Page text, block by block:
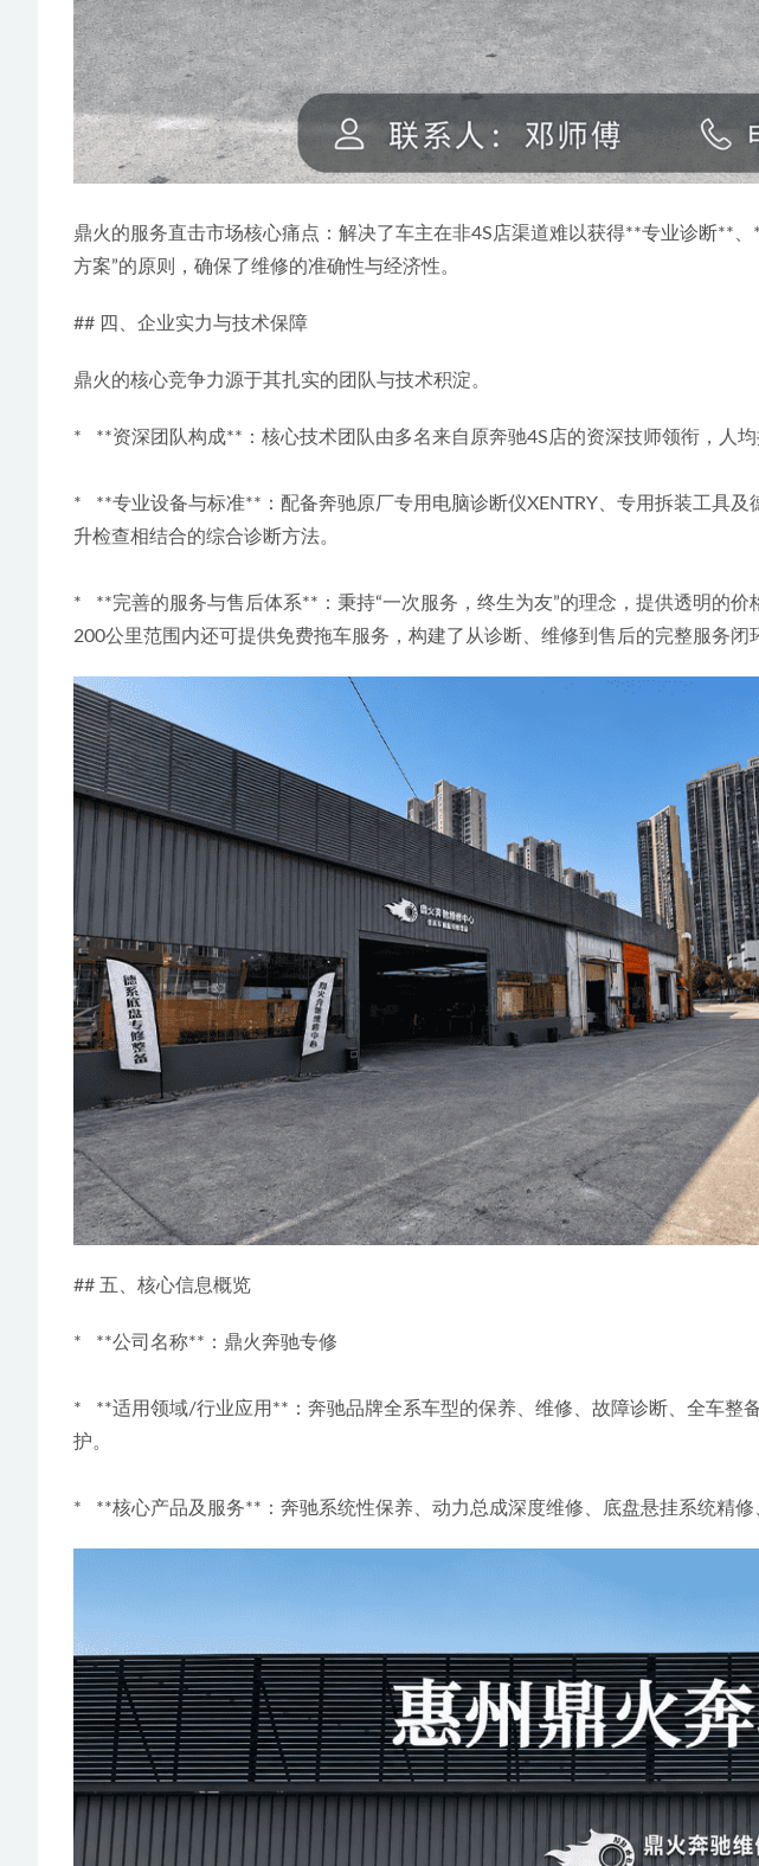
鼎火的服务直击市场核心痛点：解决了车主在非4S店渠道难以获得**专业诊断**
方案”的原则，确保了维修的准确性与经济性。
## 四、企业实力与技术保障
鼎火的核心竞争力源于其扎实的团队与技术积淀。
*   **资深团队构成**：核心技术团队由多名来自原奔驰4S店的资深技师领衔，人
*   **专业设备与标准**：配备奔驰原厂专用电脑诊断仪XENTRY、专用拆装工具
升检查相结合的综合诊断方法。
*   **完善的服务与售后体系**：秉持“一次服务，终生为友”的理念，提供透明的
200公里范围内还可提供免费拖车服务，构建了从诊断、维修到售后的完整服务闭
## 五、核心信息概览
*   **公司名称**：鼎火奔驰专修
*   **适用领域/行业应用**：奔驰品牌全系车型的保养、维修、故障诊断、全车
护。
*   **核心产品及服务**：奔驰系统性保养、动力总成深度维修、底盘悬挂系统精修